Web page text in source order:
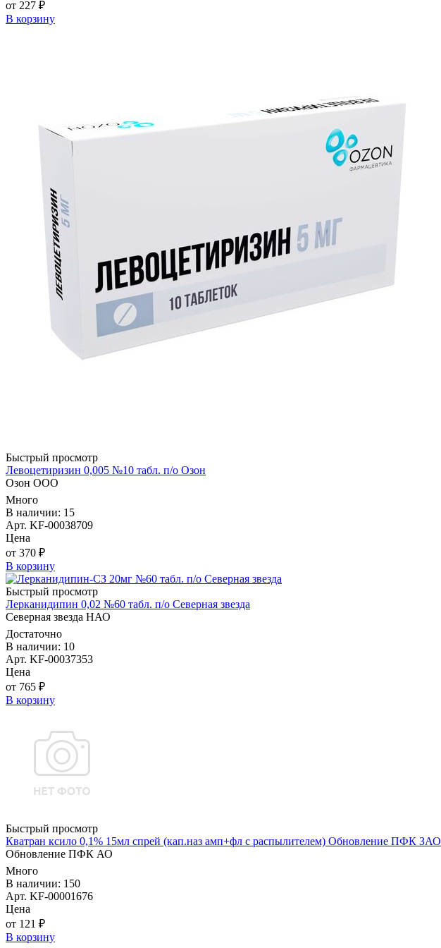
от 227 ₽
В корзину
Быстрый просмотр
Левоцетиризин 0,005 №10 табл. п/о Озон
Озон ООО
Много
В наличии: 15
Арт. KF-00038709
Цена
от 370 ₽
В корзину
Быстрый просмотр
Лерканидипин 0,02 №60 табл. п/о Северная звезда
Северная звезда НАО
Достаточно
В наличии: 10
Арт. KF-00037353
Цена
от 765 ₽
В корзину
Быстрый просмотр
Кватран ксило 0,1% 15мл спрей (кап.наз амп+фл с распылителем) Обновление ПФК ЗАО
Обновление ПФК АО
Много
В наличии: 150
Арт. KF-00001676
Цена
от 121 ₽
В корзину